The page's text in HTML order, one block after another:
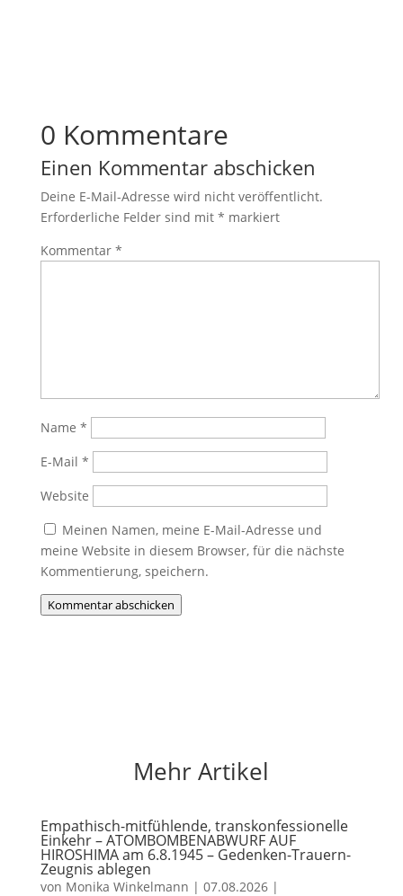
0 Kommentare
Einen Kommentar abschicken
Deine E-Mail-Adresse wird nicht veröffentlicht.
Erforderliche Felder sind mit * markiert
Kommentar *
Name *
E-Mail *
Website
Meinen Namen, meine E-Mail-Adresse und
meine Website in diesem Browser, für die nächste
Kommentierung, speichern.
Kommentar abschicken
Mehr Artikel
Empathisch-mitfühlende, transkonfessionelle
Einkehr – ATOMBOMBENABWURF AUF
HIROSHIMA am 6.8.1945 – Gedenken-Trauern-
Zeugnis ablegen
von Monika Winkelmann | 07.08.2026|